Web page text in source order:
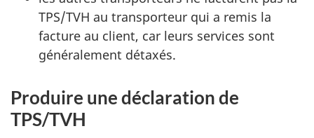
TPS/TVH au transporteur qui a remis la
facture au client, car leurs services sont
généralement détaxés.
Produire une déclaration de
TPS/TVH